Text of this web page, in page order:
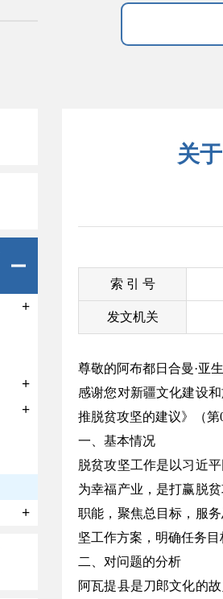
+
+
+
+
关
索 引 号
发文机关
尊敬的阿布都日合曼·亚
感谢您对新疆文化建设
推脱贫攻坚的建议》（第
一、基本情况
脱贫攻坚工作是以习近
为幸福产业，是打赢脱
职能，聚焦总目标，服
坚工作方案，明确任务
二、对问题的分析
阿瓦提县是刀郎文化的